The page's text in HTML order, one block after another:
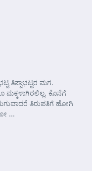
ತಿಪ್ಪಾಭಟ್ಟರ ಮಗ.
ಮಕ್ಕಳಾಗಿರಲಿಲ್ಲ. ಕೊನೆಗೆ
ತಿರುಪತಿಗೆ ಹೋಗಿ
...